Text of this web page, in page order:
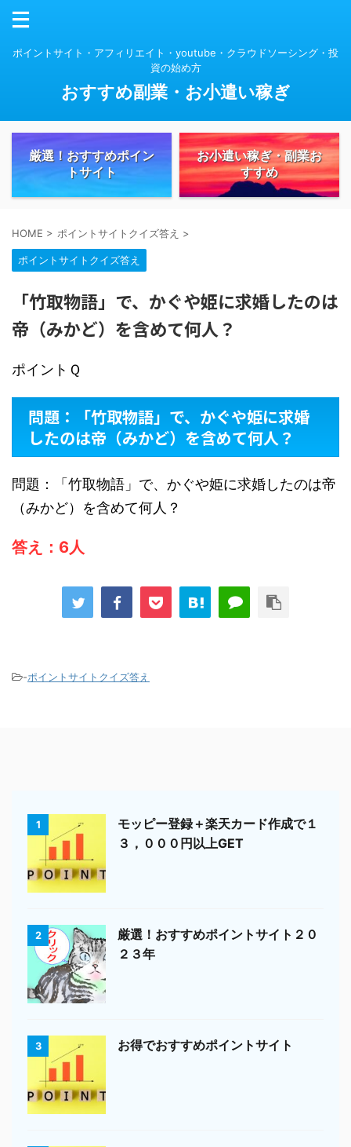
ポイントサイト・アフィリエイト・youtube・クラウドソーシング・投
資の始め方
おすすめ副業・お小遣い稼ぎ
厳選！おすすめポイン
トサイト
お小遣い稼ぎ・副業お
すすめ
HOME > ポイントサイトクイズ答え >
ポイントサイトクイズ答え
「竹取物語」で、かぐや姫に求婚したのは
帝（みかど）を含めて何人？
ポイントＱ
問題：「竹取物語」で、かぐや姫に求婚
したのは帝（みかど）を含めて何人？
問題：「竹取物語」で、かぐや姫に求婚したのは帝
（みかど）を含めて何人？
答え：6人
-ポイントサイトクイズ答え
1
モッピー登録＋楽天カード作成で１
３，０００円以上GET
2
厳選！おすすめポイントサイト２０
２３年
3 お得でおすすめポイントサイト